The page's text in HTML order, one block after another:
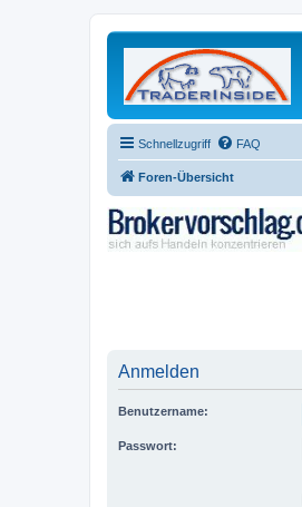
Schnellzugriff FAQ
Foren-Übersicht
Anmelden
Benutzername:
Passwort: